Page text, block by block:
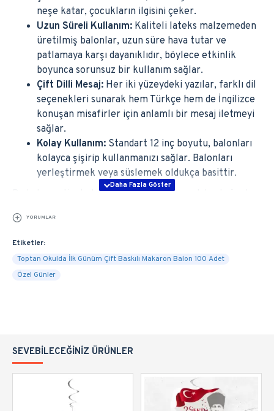
neşe katar, çocukların ilgisini çeker.
Uzun Süreli Kullanım: Kaliteli lateks malzemeden
üretilmiş balonlar, uzun süre hava tutar ve
patlamaya karşı dayanıklıdır, böylece etkinlik
boyunca sorunsuz bir kullanım sağlar.
Çift Dilli Mesaj: Her iki yüzeydeki yazılar, farklı dil
seçenekleri sunarak hem Türkçe hem de İngilizce
konuşan misafirler için anlamlı bir mesaj iletmeyi
sağlar.
Kolay Kullanım: Standart 12 inç boyutu, balonları
kolayca şişirip kullanmanızı sağlar. Balonları
yerleştirmek veya süslemek oldukça basittir.
Bu balon seti, okulun ilk günü heyecanını daha da özel
bu özel anı kutlamak ve fotoğraflara renk katmak için
mükemmel bir tercih olacaktır. Çocuğunuzun ilk okul
gününü unutulmaz kılmak için bu seti tercih edin!
YORUMLAR
Etiketler:
Toptan Okulda İlk Günüm Çift Baskılı Makaron Balon 100 Adet
Özel Günler
SEVEBILECEĞINIZ ÜRÜNLER